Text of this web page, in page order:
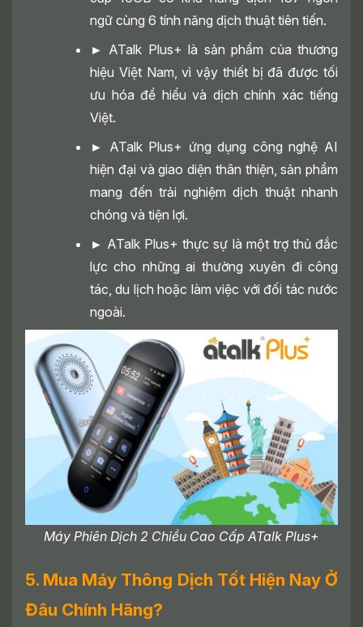
ngữ cùng 6 tính năng dịch thuật tiên tiến.
► ATalk Plus+ là sản phẩm của thương
hiệu Việt Nam, vì vậy thiết bị đã được tối
ưu hóa để hiểu và dịch chính xác tiếng
Việt.
► ATalk Plus+ ứng dụng công nghệ AI
hiện đại và giao diện thân thiện, sản phẩm
mang đến trải nghiệm dịch thuật nhanh
chóng và tiện lợi.
► ATalk Plus+ thực sự là một trợ thủ đắc
lực cho những ai thường xuyên đi công
tác, du lịch hoặc làm việc với đối tác nước
ngoài.
Máy Phiên Dịch 2 Chiều Cao Cấp ATalk Plus+
5. Mua Máy Thông Dịch Tốt Hiện Nay Ở
Đâu Chính Hãng?